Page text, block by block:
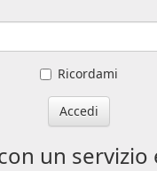
Ricordami
Accedi
un